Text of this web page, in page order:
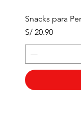
Snacks para
Precio
S/ 20.90